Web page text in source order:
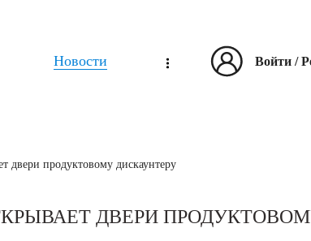
Новости Войти /
двери продуктовому дискаунтеру
ДВЕРИ